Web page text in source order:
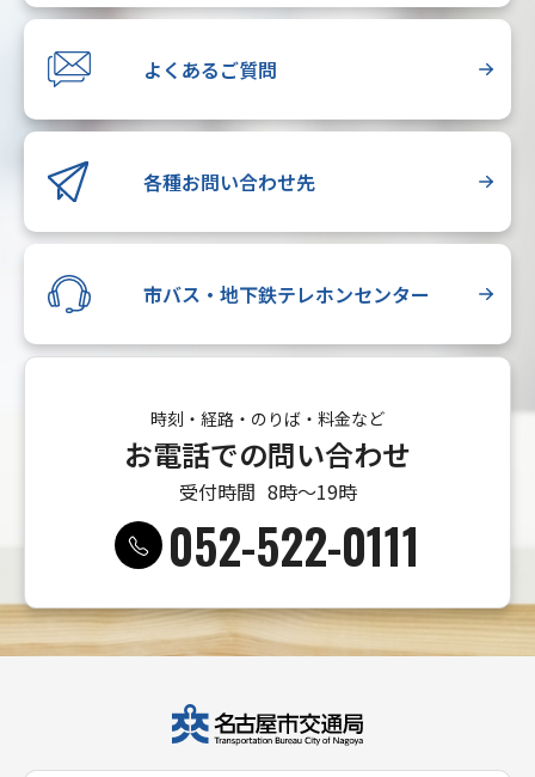
よくあるご質問
各種お問い合わせ先
市バス・地下鉄テレホンセンター
時刻・経路・のりば・料金など
お電話での問い合わせ
受付時間 8時〜19時
052-522-0111